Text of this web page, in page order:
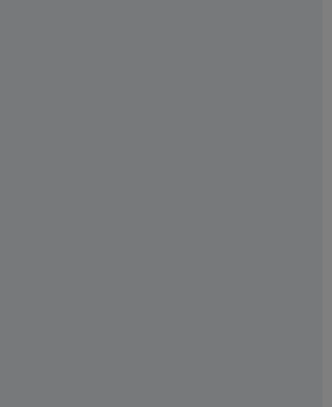
호텔